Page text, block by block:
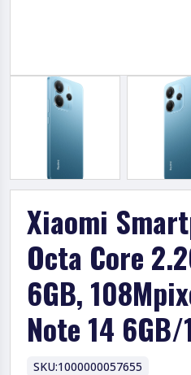
Xiaomi
Octa Core
6GB,
Note 14
SKU:1000000057655